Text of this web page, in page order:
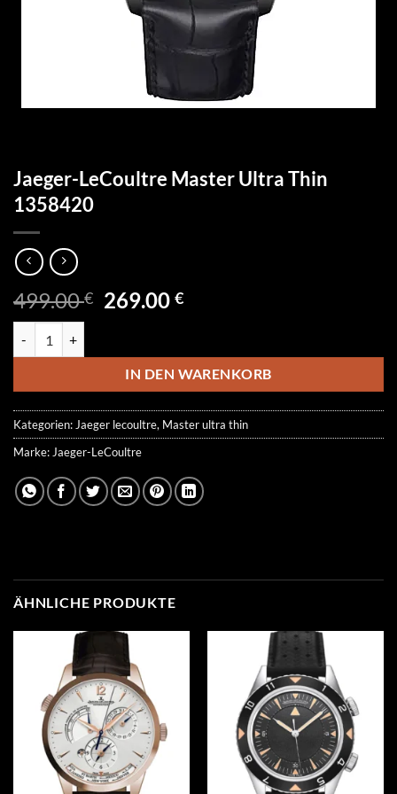
Jaeger-LeCoultre Master Ultra Thin
1358420
499.00€ Ursprünglicher
499.00 €
269.00€Aktueller
269.00 €.
IN DEN WARENKORB
Kategorien: Jaeger lecoultre, Master ultra thin
Marke: Jaeger-LeCoultre
ÄHNLICHE PRODUKTE